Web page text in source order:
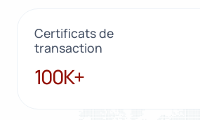
Certificats de
transaction
100K+
100K+